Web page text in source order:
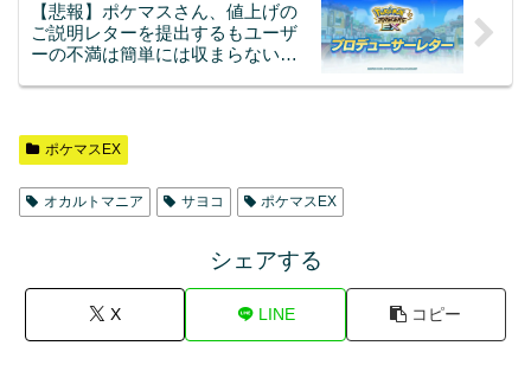
【悲報】ポケマスさん、値上げの
ご説明レターを提出するもユーザ
ーの不満は簡単には収まらない模
ポケマスEX
オカルトマニア サヨコ ポケマスEX
シェアする
X LINE コピー